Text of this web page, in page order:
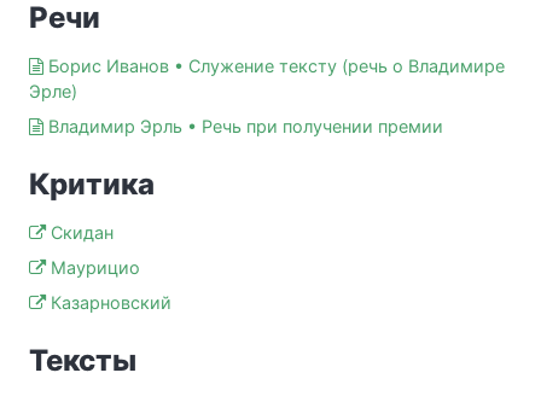
Речи
Борис Иванов • Служение тексту (речь о Владимире
Эрле)
Владимир Эрль • Речь при получении премии
Критика
Скидан
Маурицио
Казарновский
Тексты